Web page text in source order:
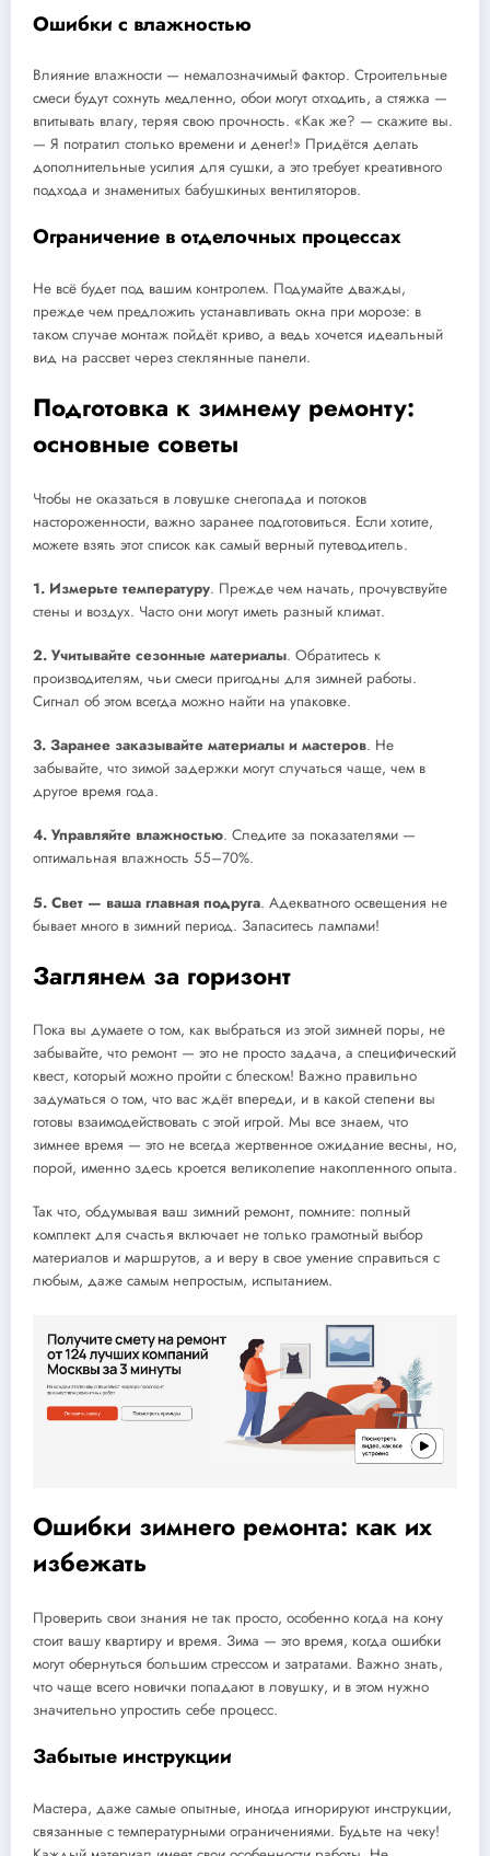
Ошибки с влажностью
Влияние влажности — немалозначимый фактор. Строительные
смеси будут сохнуть медленно, обои могут отходить, а стяжка —
впитывать влагу, теряя свою прочность. «Как же? — скажите вы.
— Я потратил столько времени и денег!» Придётся делать
дополнительные усилия для сушки, а это требует креативного
подхода и знаменитых бабушкиных вентиляторов.
Ограничение в отделочных процессах
Не всё будет под вашим контролем. Подумайте дважды,
прежде чем предложить устанавливать окна при морозе: в
таком случае монтаж пойдёт криво, а ведь хочется идеальный
вид на рассвет через стеклянные панели.
Подготовка к зимнему ремонту:
основные советы
Чтобы не оказаться в ловушке снегопада и потоков
настороженности, важно заранее подготовиться. Если хотите,
можете взять этот список как самый верный путеводитель.
1. Измерьте температуру. Прежде чем начать, прочувствуйте
стены и воздух. Часто они могут иметь разный климат.
2. Учитывайте сезонные материалы. Обратитесь к
производителям, чьи смеси пригодны для зимней работы.
Сигнал об этом всегда можно найти на упаковке.
3. Заранее заказывайте материалы и мастеров. Не
забывайте, что зимой задержки могут случаться чаще, чем в
другое время года.
4. Управляйте влажностью. Следите за показателями —
оптимальная влажность 55–70%.
5. Свет — ваша главная подруга. Адекватного освещения не
бывает много в зимний период. Запаситесь лампами!
Заглянем за горизонт
Пока вы думаете о том, как выбраться из этой зимней поры, не
забывайте, что ремонт — это не просто задача, а специфический
квест, который можно пройти с блеском! Важно правильно
задуматься о том, что вас ждёт впереди, и в какой степени вы
готовы взаимодействовать с этой игрой. Мы все знаем, что
зимнее время — это не всегда жертвенное ожидание весны, но,
порой, именно здесь кроется великолепие накопленного опыта.
Так что, обдумывая ваш зимний ремонт, помните: полный
комплект для счастья включает не только грамотный выбор
материалов и маршрутов, а и веру в свое умение справиться с
любым, даже самым непростым, испытанием.
Ошибки зимнего ремонта: как их
избежать
Проверить свои знания не так просто, особенно когда на кону
стоит вашу квартиру и время. Зима — это время, когда ошибки
могут обернуться большим стрессом и затратами. Важно знать,
что чаще всего новички попадают в ловушку, и в этом нужно
значительно упростить себе процесс.
Забытые инструкции
Мастера, даже самые опытные, иногда игнорируют инструкции,
связанные с температурными ограничениями. Будьте на чеку!